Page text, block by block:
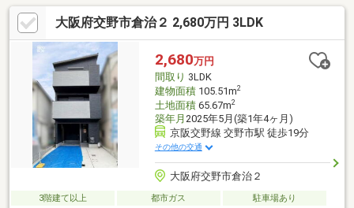
ーがあるのでお洗濯物、お布団等広々とお使いいただけます♪◇
周辺の買い物施設も充実♪【周辺環境】・万代倉治店 徒歩11
分・ローソン交野倉治一丁目店 徒歩9分・スギ薬局倉治店 徒歩
5分・倉治小学校 徒歩12分・第二中学校 徒歩10分・交野倉治
郵便局 徒歩5分・倉治図書館 徒歩8分 ほか
大阪府交野市倉治２ 2,680万円 3LDK
2,680万円
間取り 3LDK
建物面積105.51m2
土地面積65.67m2
築年月 2025年5月(築1年4ヶ月)
京阪交野線 交野市駅 徒歩19分
その他の交通
大阪府交野市倉治２
3階建て以上 都市ガス
駐車場あり